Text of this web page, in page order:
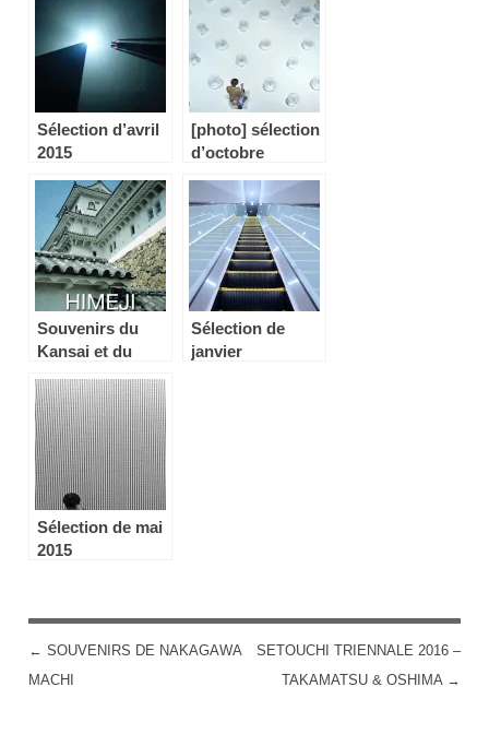
Sélection d’avril
2015
[photo] sélection
d’octobre
Souvenirs du
Kansai et du
Himeji et Tottori
Sélection de
janvier
Sélection de mai
2015
POST NAVIGATION
← SOUVENIRS DE NAKAGAWA
MACHI
SETOUCHI TRIENNALE 2016 –
TAKAMATSU & OSHIMA →